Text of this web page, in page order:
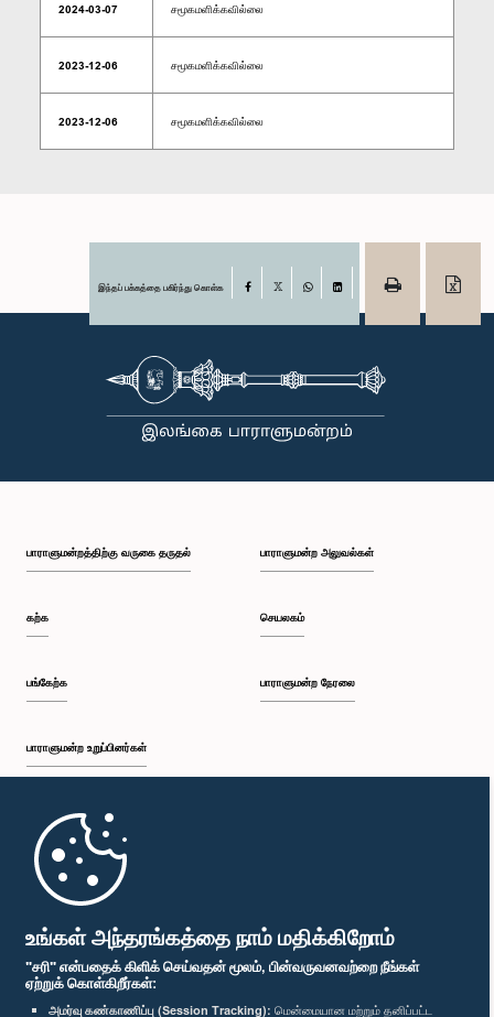
உங்கள் அந்தரங்கத்தை நாம் மதிக்கிறோம்
"சரி" என்பதைக் கிளிக் செய்வதன் மூலம், பின்வருவனவற்றை நீங்கள்
ஏற்றுக் கொள்கிறீர்கள்:
அமர்வு கண்காணிப்பு (Session Tracking): மென்மையான மற்றும் தனிப்பட்ட
2024-03-07 சமூகமளிக்கவில்லை
2023-12-06 சமூகமளிக்கவில்லை
2023-12-06 சமூகமளிக்கவில்லை
இந்தப் பக்கத்தை பகிர்ந்து கொள்க Facebook
பாராளுமன்றத்திற்கு வருகை தருதல்
கற்க
பங்கேற்க
பாராளுமன்ற உறுப்பினர்கள்
முதற்பக்கம்
பாராளுமன்ற அலுவல்கள்
செயலகம்
பாராளுமன்ற நேரலை
பாராளுமன்ற கையடக்க செயலி